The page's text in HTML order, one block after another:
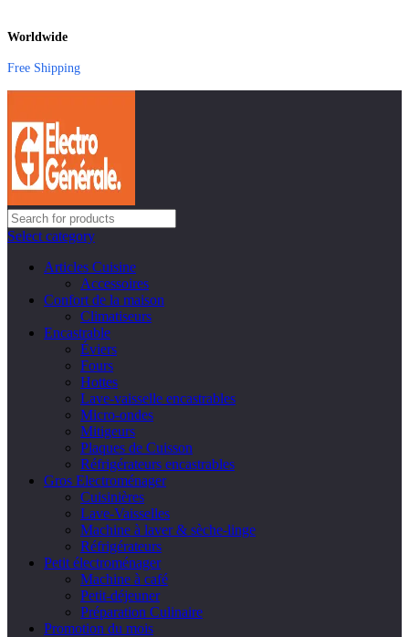
Worldwide
Free Shipping
Select category
Articles Cuisine
Accessoires
Confort de la maison
Climatiseurs
Encastrable
Éviers
Fours
Hottes
Lave-vaisselle encastrables
Micro-ondes
Mitigeurs
Plaques de Cuisson
Réfrigérateurs encastrables
Gros Electroménager
Cuisinières
Lave-Vaisselles
Machine à laver & sèche-linge
Réfrigérateurs
Petit électroménager
Machine à café
Petit-déjeuner
Préparation Culinaire
Promotion du mois